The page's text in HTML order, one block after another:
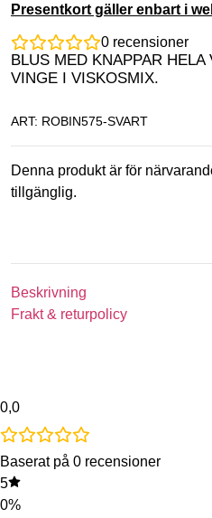
Presentkort gäller enbart i
0 recensioner
BLUS MED KNAPPAR
VINGE I VISKOSMIX.
ART: ROBIN575-SVART
Denna produkt är för
tillgänglig.
Beskrivning
Frakt & returpolicy
0,0
Baserat på 0 recensioner
5
0%